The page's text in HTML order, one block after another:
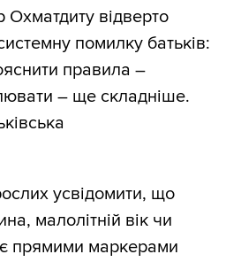
відверто
помилку батьків:
правила –
– ще складніше.
усвідомити, що
малолітній вік чи
прямими маркерами